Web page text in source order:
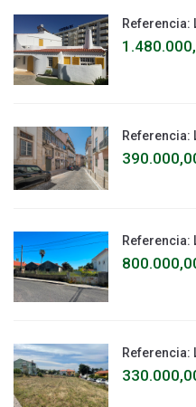
Referencia:
Referencia:
Referencia:
Referencia: